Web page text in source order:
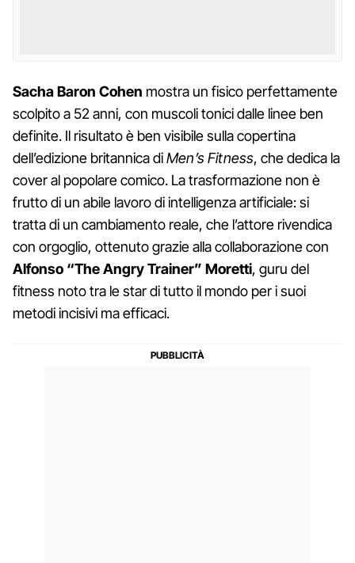
Sacha Baron Cohen mostra un fisico perfettamente
scolpito a 52 anni, con muscoli tonici dalle linee ben
definite. Il risultato è ben visibile sulla copertina
dell’edizione britannica diMen’s Fitness, che dedica la
cover al popolare comico. La trasformazione non è
frutto di un abile lavoro di intelligenza artificiale: si
tratta di un cambiamento reale, che l’attore rivendica
con orgoglio, ottenuto grazie alla collaborazione con
Alfonso “The Angry Trainer” Moretti, guru del
fitness noto tra le star di tutto il mondo per i suoi
metodi incisivi ma efficaci.